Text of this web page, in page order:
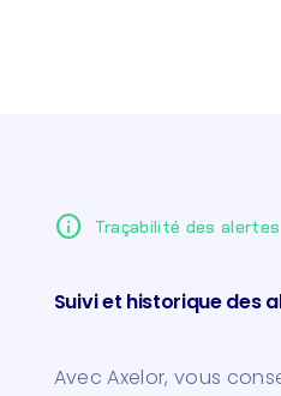
info Traçabilité des alertes
Suivi et historique des
Avec Axelor, vous